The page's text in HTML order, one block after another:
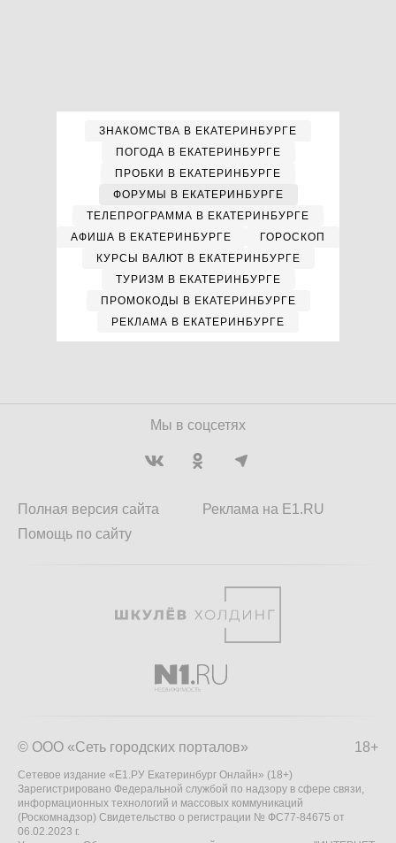
ЗНАКОМСТВА В ЕКАТЕРИНБУРГЕ
ПОГОДА В ЕКАТЕРИНБУРГЕ
ПРОБКИ В ЕКАТЕРИНБУРГЕ
ФОРУМЫ В ЕКАТЕРИНБУРГЕ
ТЕЛЕПРОГРАММА В ЕКАТЕРИНБУРГЕ
АФИША В ЕКАТЕРИНБУРГЕ
ГОРОСКОП
КУРСЫ ВАЛЮТ В ЕКАТЕРИНБУРГЕ
ТУРИЗМ В ЕКАТЕРИНБУРГЕ
ПРОМОКОДЫ В ЕКАТЕРИНБУРГЕ
РЕКЛАМА В ЕКАТЕРИНБУРГЕ
Мы в соцсетях
Полная версия сайта
Помощь по сайту
Реклама на E1.RU
18+
© ООО «Сеть городских порталов»
Сетевое издание «Е1.РУ Екатеринбург Онлайн» (18+)
Зарегистрировано Федеральной службой по надзору в сфере связи,
информационных технологий и массовых коммуникаций
(Роскомнадзор) Свидетельство о регистрации № ФС77-84675 от
06.02.2023 г.